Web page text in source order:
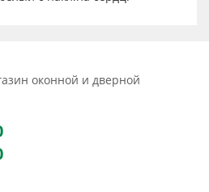
оконной и дверной